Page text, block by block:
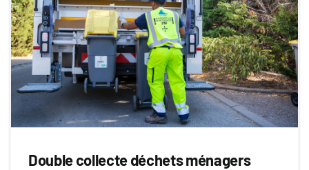
Double collecte déchets ménagers